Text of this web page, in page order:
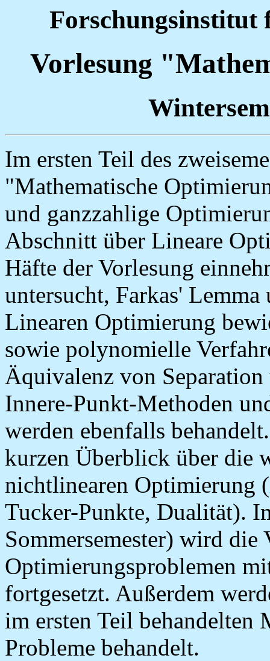
Vorlesung
Im ersten Teil des
"Mathematische
und ganzzahlige
Abschnitt über Lineare
Häfte der Vorlesung
untersucht, Farkas'
Linearen Optimierung
sowie polynomielle
Äquivalenz von
Innere-Punkt-Methoden
werden ebenfalls
kurzen Überblick über die
nichtlinearen Optimierung
Tucker-Punkte, Dualität).
Sommersemester) wird die
Optimierungsproblemen
fortgesetzt. Außerdem
im ersten Teil behandelten
Probleme behandelt.